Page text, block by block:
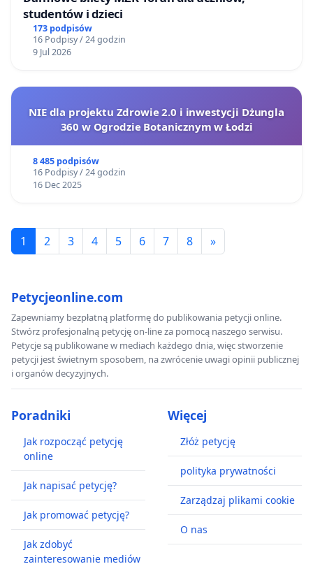
studentów i dzieci
173 podpisów
16 Podpisy / 24 godzin
9 Jul 2026
NIE dla projektu Zdrowie 2.0 i inwestycji Dżungla
360 w Ogrodzie Botanicznym w Łodzi
8 485 podpisów
16 Podpisy / 24 godzin
16 Dec 2025
1 2 3 4 5 6 7 8 »
Petycjeonline.com
Zapewniamy bezpłatną platformę do publikowania petycji online.
Stwórz profesjonalną petycję on-line za pomocą naszego serwisu.
Petycje są publikowane w mediach każdego dnia, więc stworzenie
petycji jest świetnym sposobem, na zwrócenie uwagi opinii publicznej
i organów decyzyjnych.
Poradniki
Jak rozpocząć petycję
online
Jak napisać petycję?
Jak promować petycję?
Jak zdobyć
zainteresowanie mediów
Więcej
Złóż petycję
polityka prywatności
Zarządzaj plikami cookie
O nas